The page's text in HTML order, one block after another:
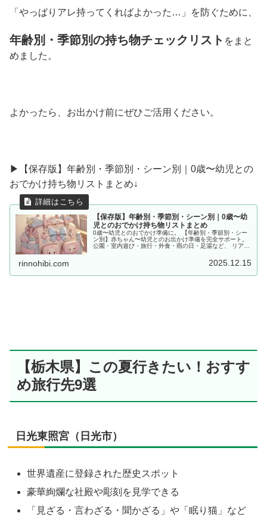
「やっぱりアレ持ってくればよかった…」を防ぐために、
年齢別・季節別の持ち物チェックリスト をまと
めました。
よかったら、お出かけ前にぜひご活用ください。
▶︎【保存版】年齢別・季節別・シーン別｜0歳〜幼児との
おでかけ持ち物リストまとめ↓
【保存版】年齢別・季節別・シーン別｜0歳〜幼
児とのおでかけ持ち物リストまとめ
0歳〜幼児とのおでかけ準備に。 【年齢別・季節別・シー
ン別】赤ちゃん〜幼児とのお出かけ準備を完全サポート。
公園・室内遊び・旅行・外食・雨の日・足湯など、 リアル
rinnohibi.com 2025.12.15
【栃木県】この夏行きたい！おすす
め旅行先9選
日光東照宮（日光市）
世界遺産に登録された歴史スポット
豪華絢爛な社殿や彫刻を見学できる
「見ざる・言わざる・聞かざる」や「眠り猫」など